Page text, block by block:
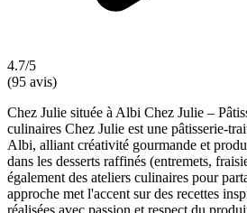
4.7/5
(95 avis)
Chez Julie située à Albi Chez Julie –
culinaires Chez Julie est une pâtisserie-
Albi, alliant créativité gourmande et
dans les desserts raffinés (entremets,
également des ateliers culinaires pour
approche met l'accent sur des recettes
réalisées avec passion et respect du